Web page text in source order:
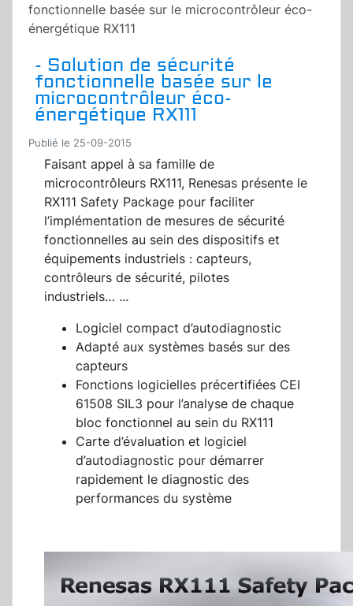
fonctionnelle basée sur le microcontrôleur éco-
énergétique RX111
- Solution de sécurité
fonctionnelle basée sur le
microcontrôleur éco-
énergétique RX111
Publié le 25-09-2015
Faisant appel à sa famille de
microcontrôleurs RX111, Renesas présente le
RX111 Safety Package pour faciliter
l’implémentation de mesures de sécurité
fonctionnelles au sein des dispositifs et
équipements industriels : capteurs,
contrôleurs de sécurité, pilotes
industriels… ...
Logiciel compact d’autodiagnostic
Adapté aux systèmes basés sur des
capteurs
Fonctions logicielles précertifiées CEI
61508 SIL3 pour l’analyse de chaque
bloc fonctionnel au sein du RX111
Carte d’évaluation et logiciel
d’autodiagnostic pour démarrer
rapidement le diagnostic des
performances du système